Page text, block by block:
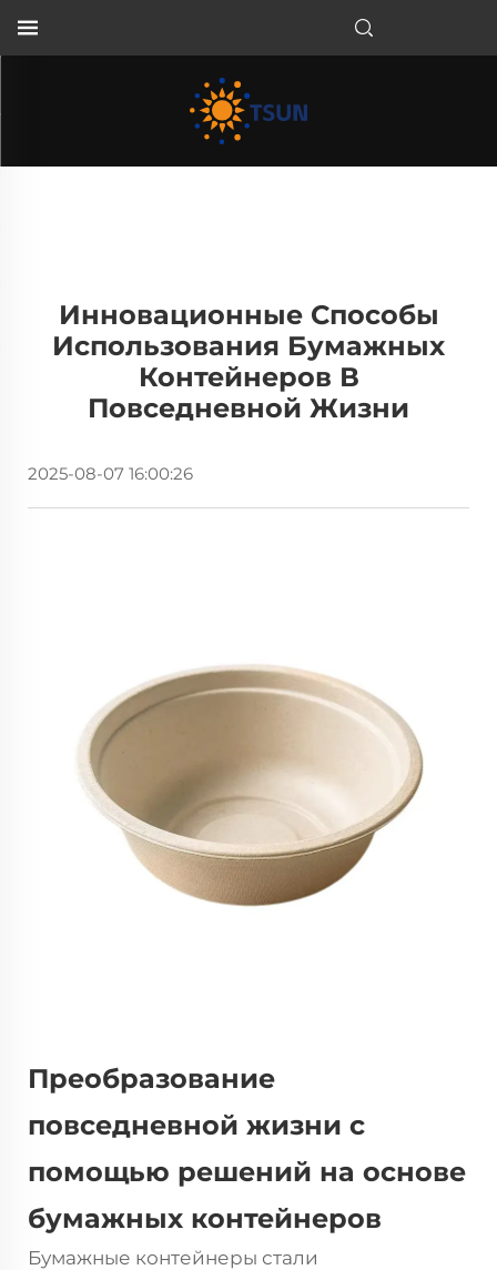
Инновационные Способы
Использования Бумажных
Контейнеров В
Повседневной Жизни
2025-08-07 16:00:26
Преобразование
повседневной жизни с
помощью решений на основе
бумажных контейнеров
Бумажные контейнеры стали